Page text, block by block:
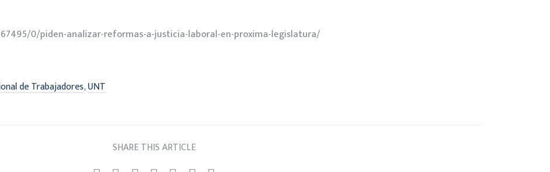
0/piden-analizar-reformas-a-justicia-laboral-en-proxima-legislatura/
de Trabajadores,UNT
SHARE THIS ARTICLE